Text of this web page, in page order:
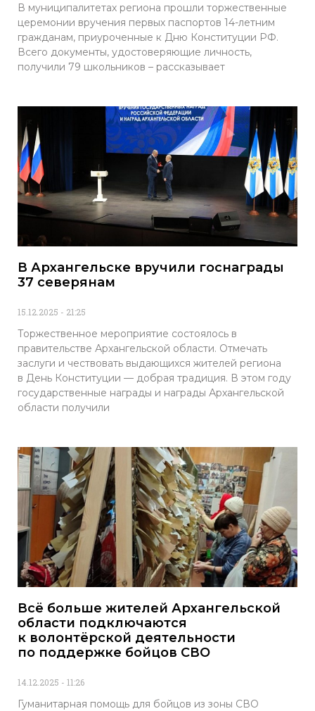
В муниципалитетах региона прошли торжественные
церемонии вручения первых паспортов 14-летним
гражданам, приуроченные к Дню Конституции РФ.
Всего документы, удостоверяющие личность,
получили 79 школьников – рассказывает
В Архангельске вручили госнаграды
37 северянам
15.12.2025 21:25
Торжественное мероприятие состоялось в
правительстве Архангельской области. Отмечать
заслуги и чествовать выдающихся жителей региона
в День Конституции — добрая традиция. В этом году
государственные награды и награды Архангельской
области получили
Всё больше жителей Архангельской
области подключаются
к волонтёрской деятельности
по поддержке бойцов СВО
14.12.2025 11:26
Гуманитарная помощь для бойцов из зоны СВО